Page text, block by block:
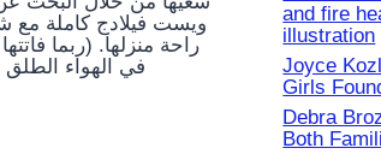
ويست فيلادج كاملة مع
راحة منزلها. (ربما
في الهواء
and fire
illustration
Joyce
Girls
Debra
Both